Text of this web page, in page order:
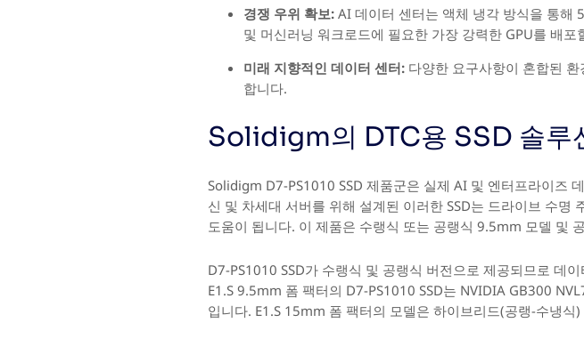
경쟁 우위 확보: AI 데이터 센터는 액체 냉각 방식을 통해
및 머신러닝 워크로드에 필요한 가장 강력한 GPU를 배포
미래 지향적인 데이터 센터: 다양한 요구사항이 혼합된
합니다.
Solidigm의 DTC용 SSD 솔루
Solidigm D7-PS1010 SSD 제품군은 실제 AI 및 엔터프라이즈
신 및 차세대 서버를 위해 설계된 이러한 SSD는 드라이브 수명
도움이 됩니다. 이 제품은 수랭식 또는 공랭식 9.5mm 모델 및
D7-PS1010 SSD가 수랭식 및 공랭식 버전으로 제공되므로 데
E1.S 9.5mm 폼 팩터의 D7-PS1010 SSD는 NVIDIA GB300
입니다. E1.S 15mm 폼 팩터의 모델은 하이브리드(공랭-수냉